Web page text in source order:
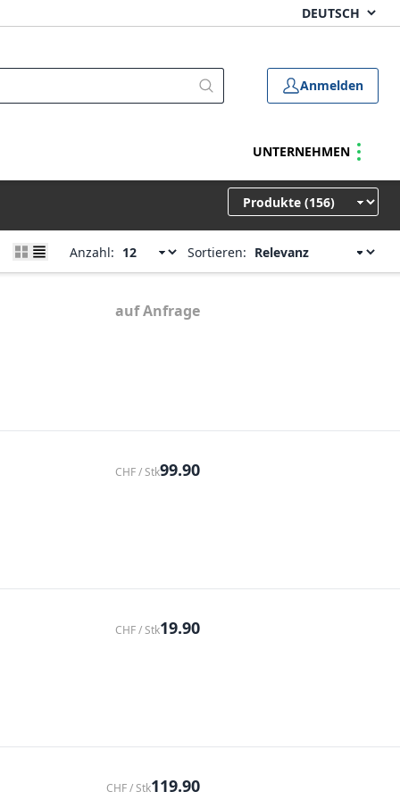
Anmelden
UNTERNEHMEN
Anzahl: Sortieren:
auf Anfrage
CHF / Stk99.90
CHF / Stk19.90
CHF / Stk119.90